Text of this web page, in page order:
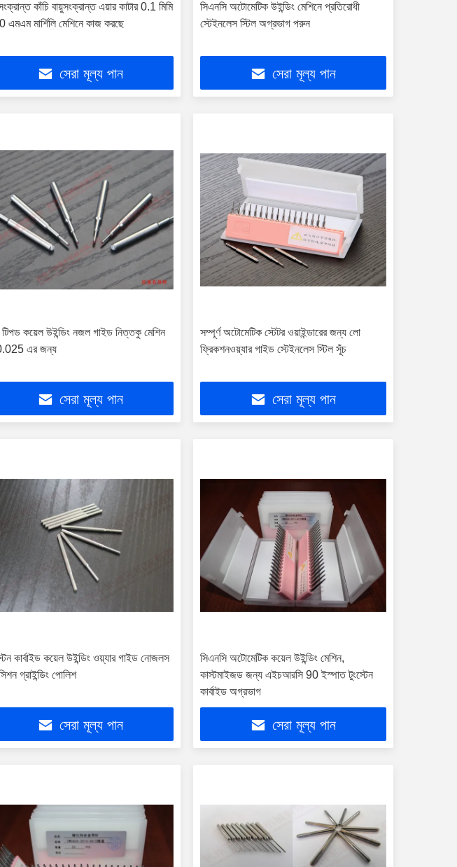
কাঁচি বায়ুসংক্রান্ত এয়ার কাটার 0.1 মিমি
এমএম মার্শিলি মেশিনে কাজ করছে
সেরা মূল্য পান
সিএনসি অটোমেটিক উইন্ডিং মেশিনে প্রতিরোধী
স্টেইনলেস স্টিল অগ্রভাগ পরুন
সেরা মূল্য পান
টিপড কয়েল উইন্ডিং নজল গাইড নিত্তকু মেশিন
এর জন্য
সেরা মূল্য পান
সম্পূর্ণ অটোমেটিক স্টেটর ওয়াইন্ডারের জন্য লো
ফ্রিকশনওয়্যার গাইড স্টেইনলেস স্টিল সূঁচ
সেরা মূল্য পান
কার্বাইড কয়েল উইন্ডিং ওয়্যার গাইড নোজলস
গ্রাইন্ডিং পোলিশ
সেরা মূল্য পান
সিএনসি অটোমেটিক কয়েল উইন্ডিং মেশিন,
কাস্টমাইজড জন্য এইচআরসি 90 ইস্পাত টুংস্টেন
কার্বাইড অগ্রভাগ
সেরা মূল্য পান